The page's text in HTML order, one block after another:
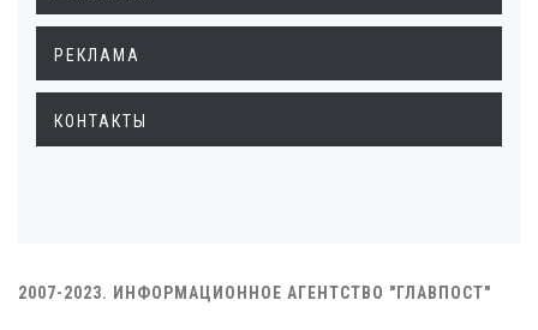
РЕКЛАМА
КОНТАКТЫ
2007-2023. ИНФОРМАЦИОННОЕ АГЕНТСТВО "ГЛАВПОСТ"